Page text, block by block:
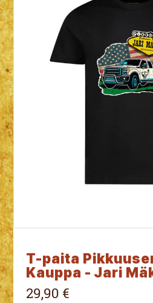
T-paita
Kauppa - Jari
29,90 €